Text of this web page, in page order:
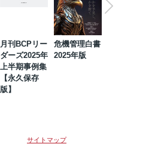
月刊BCPリー
ダーズ2025年
上半期事例集
【永久保存
版】
危機管理白書
2025年版
サイトマップ